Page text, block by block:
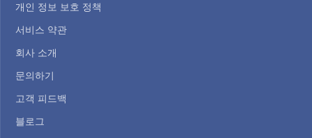
개인 정보 보호 정책
서비스 약관
회사 소개
문의하기
고객 피드백
블로그